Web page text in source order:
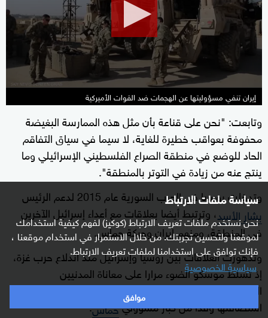
سياسة ملفات الارتباط
نحن نستخدم ملفات تعريف الارتباط (كوكيز) لفهم كيفية استخدامك
لموقعنا ولتحسين تجربتك. من خلال الاستمرار في استخدام موقعنا ،
فإنك توافق على استخدامنا لملفات تعريف الارتباط.
سياسية الخصوصية
موافق
minutes,
seconds
إيران تنفي مسؤوليتها عن الهجمات ضد القوات الأميركية
وتابعت: "نحن على قناعة بأن مثل هذه الممارسة البغيضة
محفوفة بعواقب خطيرة للغاية، لا سيما في سياق التفاقم
الحاد للوضع في منطقة الصراع الفلسطيني الإسرائيلي وما
ينتج عنه من زيادة في التوتر بالمنطقة".
وتدخلت روسيا في الحرب السورية عام 2015 لدعم الرئيس
بشار الأسد، وترتبط أيضا بعلاقات مع أعداء إسرائيل الآخرين
في المنطقة، ومنهم إيران وحركة حماس.
وتدهورت العلاقات بين روسيا وإسرائيل منذ اندلاع حرب غزة،
إذ تسلط موسكو الضوء مرارا على معاناة المدنيين
الفلسطينيين الذين يئنون تحت الحصار الإسرائيلي، فضلا عن
استضافتها وفدا من كبار مسؤوليحماس.